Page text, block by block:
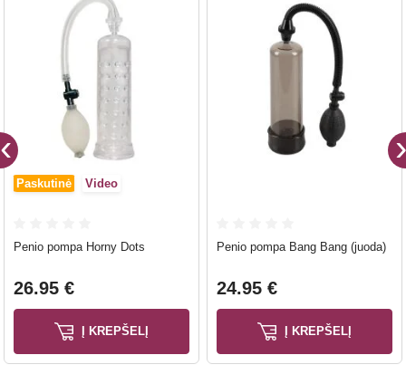
Paskutinė Video
Penio pompa Horny Dots
26.95 €
Į KREPŠELĮ
Penio pompa Bang Bang (juoda)
24.95 €
Į KREPŠELĮ